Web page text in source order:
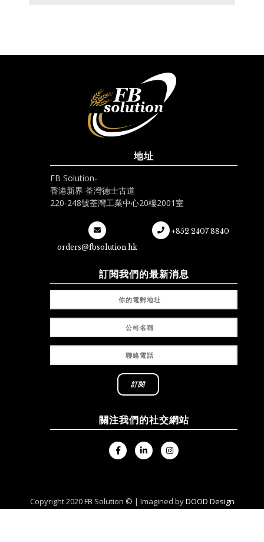
地址
FB Solution-
香港新界 荃灣德士古道
220-248號荃灣工業中心20樓2001室
orders@fbsolution.hk
+852 2407 8840
訂閱我們的最新消息
關注我們的社交網站
Copyright 2020 FB Solution © | Imagined byDOOD Design